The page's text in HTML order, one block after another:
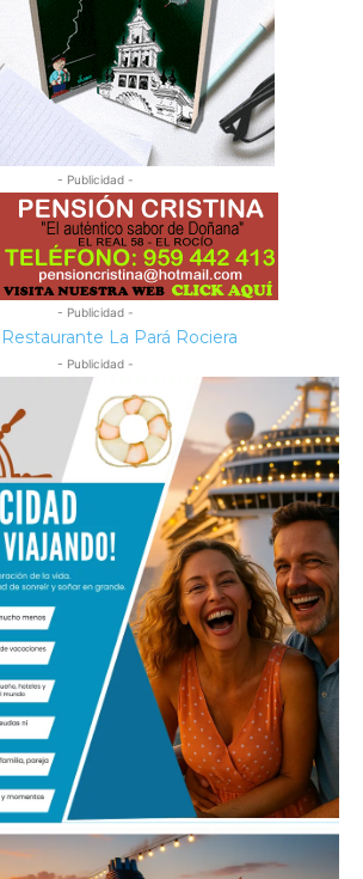
- Publicidad -
- Publicidad -
- Publicidad -